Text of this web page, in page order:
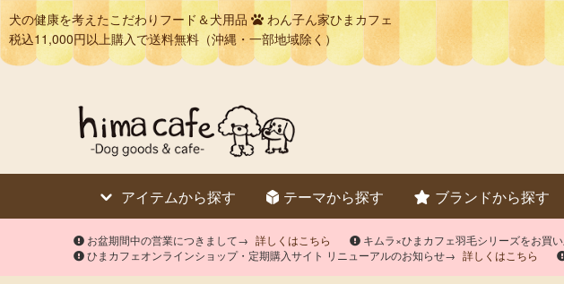
犬の健康を考えたこだわりフード＆犬用品
わん子ん家ひまカフェ
税込11,000円以上購入で送料無料（沖縄・一部地域除く）
アイテムから探す テーマから探す ブランドから探す
お盆期間中の営業につきまして→ 詳しくはこちら キムラ×ひまカフェ羽毛シリーズをお買
ひまカフェオンラインショップ・定期購入サイト リニューアルのお知らせ→ 詳しくはこちら